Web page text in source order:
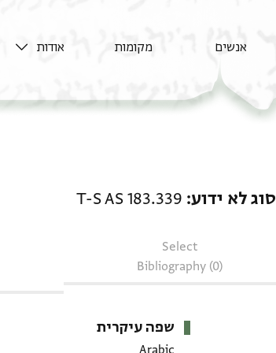
אנשים מקומות אודות
סוג לא ידוע T-S AS 183.339
Select
Bibliography (0)
שפה עיקרית